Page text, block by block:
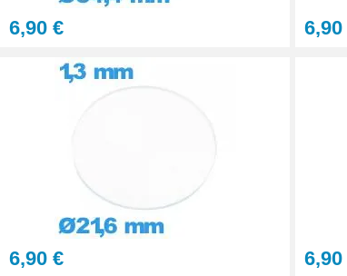
6,90 € 6,90
6,90 € 6,90